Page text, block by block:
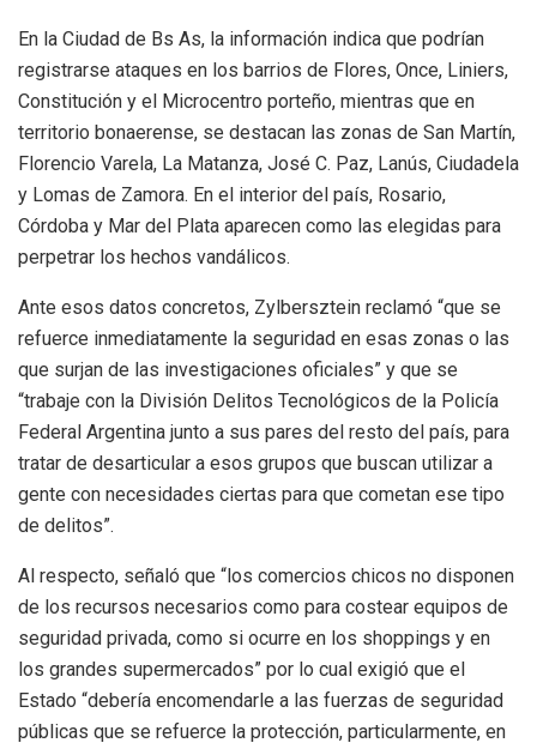
En la Ciudad de Bs As, la información indica que podrían
registrarse ataques en los barrios de Flores, Once, Liniers,
Constitución y el Microcentro porteño, mientras que en
territorio bonaerense, se destacan las zonas de San Martín,
Florencio Varela, La Matanza, José C. Paz, Lanús, Ciudadela
y Lomas de Zamora. En el interior del país, Rosario,
Córdoba y Mar del Plata aparecen como las elegidas para
perpetrar los hechos vandálicos.
Ante esos datos concretos, Zylbersztein reclamó “que se
refuerce inmediatamente la seguridad en esas zonas o las
que surjan de las investigaciones oficiales” y que se
“trabaje con la División Delitos Tecnológicos de la Policía
Federal Argentina junto a sus pares del resto del país, para
tratar de desarticular a esos grupos que buscan utilizar a
gente con necesidades ciertas para que cometan ese tipo
de delitos”.
Al respecto, señaló que “los comercios chicos no disponen
de los recursos necesarios como para costear equipos de
seguridad privada, como si ocurre en los shoppings y en
los grandes supermercados” por lo cual exigió que el
Estado “debería encomendarle a las fuerzas de seguridad
públicas que se refuerce la protección, particularmente, en